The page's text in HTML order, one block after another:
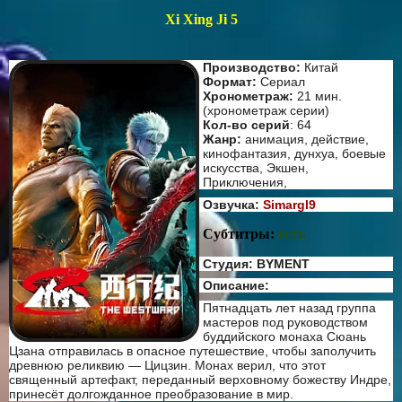
Xi Xing Ji 5
Производство: Китай
Формат: Сериал
Хронометраж: 21 мин.
(хронометраж серии)
Кол-во серий: 64
Жанр: анимация, действие,
кинофантазия, дунхуа, боевые
искусства, Экшен,
Приключения,
Озвучка: Simargl9
Субтитры: есть
Студия: BYMENT
Описание:
Пятнадцать лет назад группа
мастеров под руководством
буддийского монаха Сюань
Цзана отправилась в опасное путешествие, чтобы заполучить
древнюю реликвию — Цицзин. Монах верил, что этот
священный артефакт, переданный верховному божеству Индре,
принесёт долгожданное преобразование в мир.